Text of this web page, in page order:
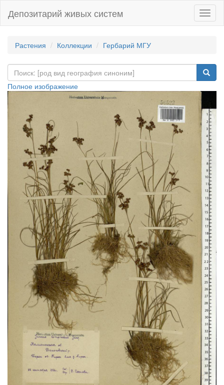
Депозитарий живых систем
Растения Коллекции Гербарий МГУ
Полное изображение